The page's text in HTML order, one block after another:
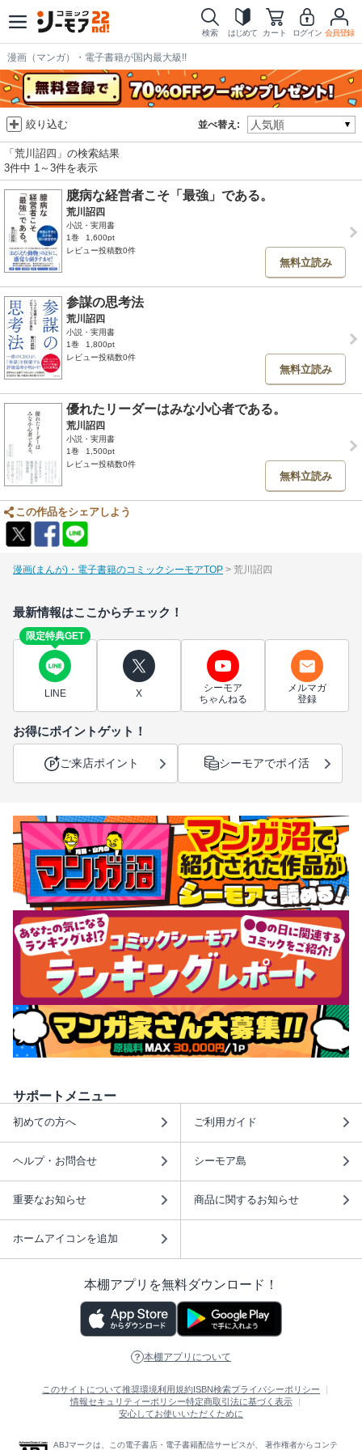
検索 はじめて カート ログイン 会員登録
漫画（マンガ）・電子書籍が国内最大級!!
並べ替え:
絞り込む
「荒川詔四」の検索結果
3件中 1～3件を表示
臆病な経営者こそ「最強」である。
荒川詔四
小説・実用書
1巻
1,600pt
レビュー投稿数0件
無料立読み
参謀の思考法
荒川詔四
小説・実用書
1巻
1,800pt
レビュー投稿数0件
無料立読み
優れたリーダーはみな小心者である。
荒川詔四
小説・実用書
1巻
1,500pt
レビュー投稿数0件
無料立読み
この作品をシェアしよう
漫画(まんが)・電子書籍のコミックシーモアTOP 荒川詔四
最新情報はここからチェック！
限定特典GET
LINE X
シーモア
ちゃんねる
メルマガ
登録
お得にポイントゲット！
ご来店ポイント シーモアでポイ活
サポートメニュー
初めての方へ ご利用ガイド
ヘルプ・お問合せ シーモア島
重要なお知らせ 商品に関するお知らせ
ホームアイコンを追加
本棚アプリを無料ダウンロード！
本棚アプリについて
このサイトについて推奨環境利用規約ISBN検索プライバシーポリシー
情報セキュリティーポリシー特定商取引法に基づく表示
安心してお使いいただくために
ABJマークは、この電子書店・電子書籍配信サービスが、 著作権者からコンテ